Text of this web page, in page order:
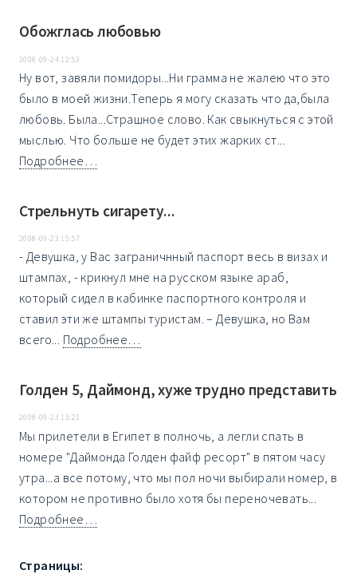
Обожглась любовью
2008-09-24 12:53
Ну вот, завяли помидоры...Ни грамма не жалею что это
было в моей жизни.Теперь я могу сказать что да,была
любовь. Была...Страшное слово. Как свыкнуться с этой
мыслью. Что больше не будет этих жарких ст...
Подробнее…
Стрельнуть сигарету...
2008-09-23 15:57
- Девушка, у Вас заграничнный паспорт весь в визах и
штампах, - крикнул мне на русском языке араб,
который сидел в кабинке паспортного контроля и
ставил эти же штампы туристам. – Девушка, но Вам
всего... Подробнее…
Голден 5, Даймонд, хуже трудно представить
2008-09-23 13:21
Мы прилетели в Египет в полночь, а легли спать в
номере "Даймонда Голден файф ресорт" в пятом часу
утра...а все потому, что мы пол ночи выбирали номер, в
котором не противно было хотя бы переночевать...
Подробнее…
Страницы: